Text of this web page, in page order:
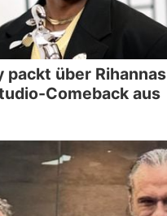
packt über Rihannas
Comeback aus